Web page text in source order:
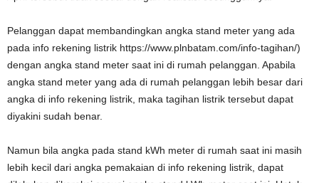
Pelanggan dapat membandingkan angka stand meter yang ada
pada info rekening listrik https://www.plnbatam.com/info-tagihan/)
dengan angka stand meter saat ini di rumah pelanggan. Apabila
angka stand meter yang ada di rumah pelanggan lebih besar dari
angka di info rekening listrik, maka tagihan listrik tersebut dapat
diyakini sudah benar.
Namun bila angka pada stand kWh meter di rumah saat ini masih
lebih kecil dari angka pemakaian di info rekening listrik, dapat